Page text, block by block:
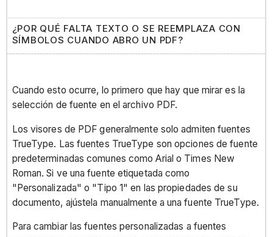
¿POR QUÉ FALTA TEXTO O SE REEMPLAZA CON
SÍMBOLOS CUANDO ABRO UN PDF?
Cuando esto ocurre, lo primero que hay que mirar es la
selección de fuente en el archivo PDF.
Los visores de PDF generalmente solo admiten fuentes
TrueType. Las fuentes TrueType son opciones de fuente
predeterminadas comunes como Arial o Times New
Roman. Si ve una fuente etiquetada como
"Personalizada" o "Tipo 1" en las propiedades de su
documento, ajústela manualmente a una fuente TrueType.
Para cambiar las fuentes personalizadas a fuentes